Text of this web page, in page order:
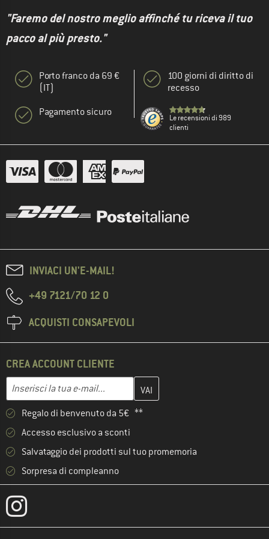
"Faremo del nostro meglio affinché tu riceva il tuo
pacco al più presto."
Porto franco da 69 €
(IT)
Pagamento sicuro
100 giorni di diritto di
recesso
Le recensioni di 989
clienti
INVIACI UN'E-MAIL!
+49 7121/70 12 0
ACQUISTI CONSAPEVOLI
CREA ACCOUNT CLIENTE
Indirizzo e-mail
Inserisci qui il tuo indirizzo e-mail e crea il tuo account cliente
Regalo di benvenuto da 5€ **
Accesso esclusivo a sconti
Salvataggio dei prodotti sul tuo promemoria
Sorpresa di compleanno